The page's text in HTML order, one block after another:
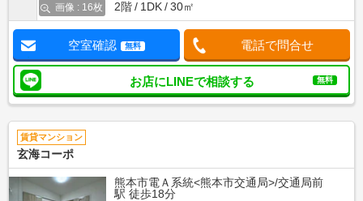
画像 : 16枚 2階 1DK 30㎡
空室確認 無料 電話で問合せ
お店にLINEで相談する 無料
賃貸マンション
玄海コーポ
熊本市電Ａ系統<熊本市交通局>/交通局前
駅 徒歩18分